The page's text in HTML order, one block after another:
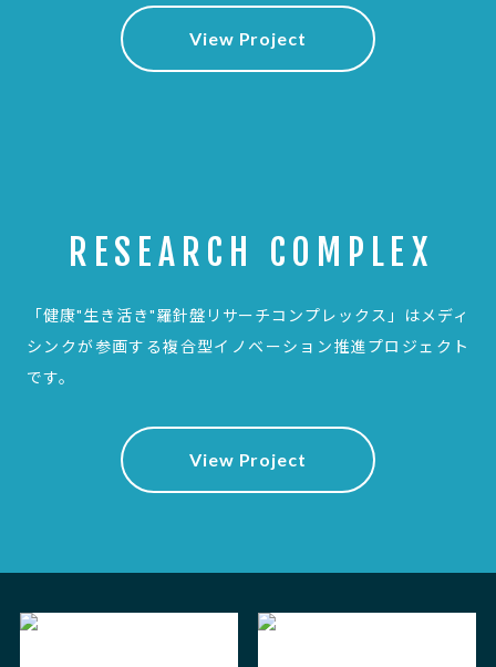
View Project
RESEARCH COMPLEX
「健康"生き活き"羅針盤リサーチコンプレックス」は メディ
シンクが参画する複合型イノベーション推進プロジェクト
です。
View Project